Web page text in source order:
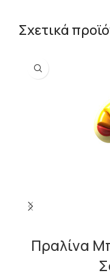
Σχετικά
Πραλίνα